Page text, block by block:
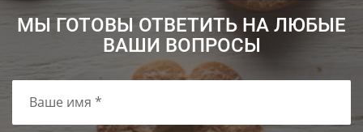
МЫ ГОТОВЫ ОТВЕТИТЬ НА ЛЮБЫЕ
ВАШИ ВОПРОСЫ
Ваше имя *